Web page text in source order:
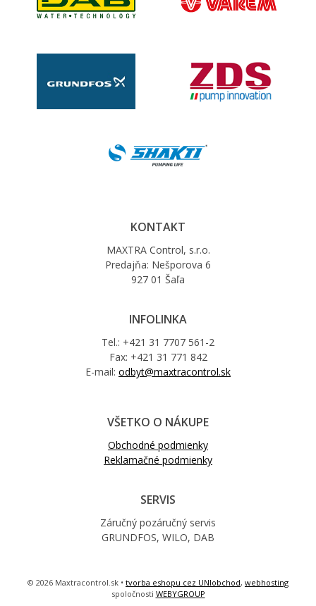
KONTAKT
MAXTRA Control, s.r.o.
Predajňa: Nešporova 6
927 01 Šaľa
INFOLINKA
Tel.: +421 31 7707 561-2
Fax: +421 31 771 842
E-mail: odbyt@maxtracontrol.sk
VŠETKO O NÁKUPE
Obchodné podmienky
Reklamačné podmienky
SERVIS
Záručný pozáručný servis
GRUNDFOS, WILO, DAB
© 2026 Maxtracontrol.sk • tvorba eshopu cez UNIobchod, webhosting
spoločnosti WEBYGROUP